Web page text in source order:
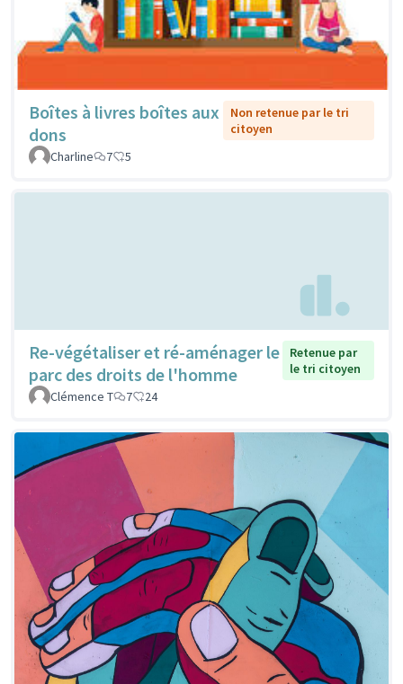
Boîtes à livres boîtes aux
dons
Non retenue par le tri
citoyen
Charline
7 5
Re-végétaliser et ré-aménager le
parc des droits de l'homme
Retenue par
le tri citoyen
Clémence T
7 24